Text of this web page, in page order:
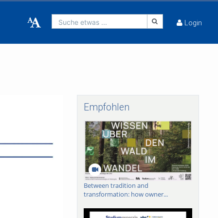
Suche etwas ... Login
Empfohlen
Between tradition and
transformation: how owner...